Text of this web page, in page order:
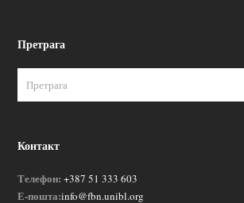
Претрага
Контакт
Телефон: +387 51 333 603
Е-пошта:info@fbn.unibl.org